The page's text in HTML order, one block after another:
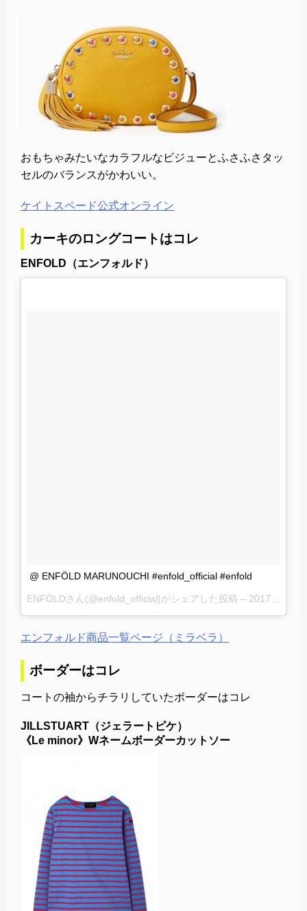
おもちゃみたいなカラフルなビジューとふさふさタッ
セルのバランスがかわいい。
ケイトスペード公式オンライン
カーキのロングコートはコレ
ENFOLD（エンフォルド）
@ ENFÖLD MARUNOUCHI #enfold_official #enfold
ENFÖLDさん(@enfold_official)がシェアした投稿 – 2017 2月 19 1:18午前 PST
エンフォルド商品一覧ページ（ミラベラ）
ボーダーはコレ
コートの袖からチラリしていたボーダーはコレ
JILLSTUART（ジェラートピケ）
《Le minor》Wネームボーダーカットソー